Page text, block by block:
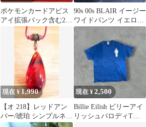
ポケモンカードアビス
アイ拡張パック含む25
90s 00s BLAIR イージー
ワイドパンツ イエロー
系 Y2K
現在 ¥ 1,990
【オ 218】レッドアン
バー/琥珀 シンプルネッ
クレス ハンドメイド
現在 ¥2,500
Billie Eilish ビリーアイ
リッシュパロディTシ